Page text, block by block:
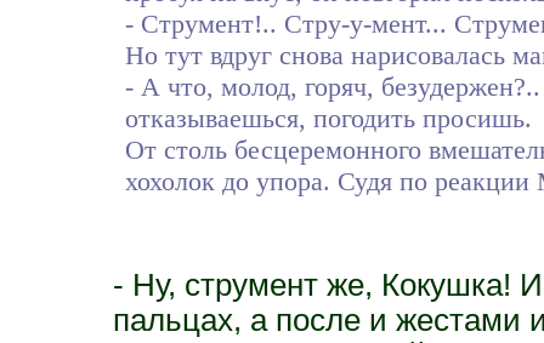
- Струмент!.. Стру-у-мент...
Но тут вдруг снова нарисовалась
- А что, молод, горяч,
отказываешься, погодить просишь.
От столь бесцеремонного
хохолок до упора. Судя по
- Ну, струмент же, Кокушка!
пальцах, а после и жестами